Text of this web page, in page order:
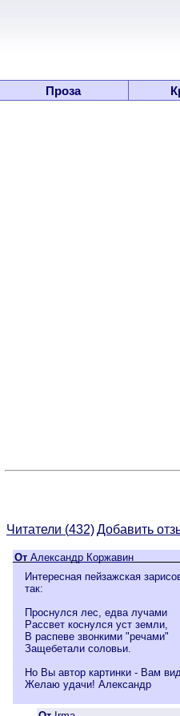
Проза
Читатели (432)Добавить
От Александр Коржавин
Интересная пейзажская
так:
Проснулся лес, едва лучами
Рассвет коснулся уст земли,
В распеве звонкими "речами"
Защебетали соловьи.
Но Вы автор картинки - Вам
Желаю удачи! Александр